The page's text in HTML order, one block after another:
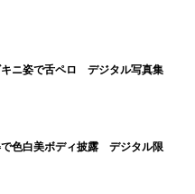
ニ姿で舌ペロ デジタル写真集
色白美ボディ披露 デジタル限